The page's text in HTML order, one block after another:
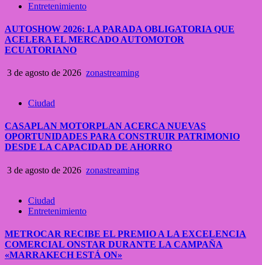
Entretenimiento
AUTOSHOW 2026: LA PARADA OBLIGATORIA QUE
ACELERA EL MERCADO AUTOMOTOR
ECUATORIANO
3 de agosto de 2026 zonastreaming
Ciudad
CASAPLAN MOTORPLAN ACERCA NUEVAS
OPORTUNIDADES PARA CONSTRUIR PATRIMONIO
DESDE LA CAPACIDAD DE AHORRO
3 de agosto de 2026 zonastreaming
Ciudad
Entretenimiento
METROCAR RECIBE EL PREMIO A LA EXCELENCIA
COMERCIAL ONSTAR DURANTE LA CAMPAÑA
«MARRAKECH ESTÁ ON»